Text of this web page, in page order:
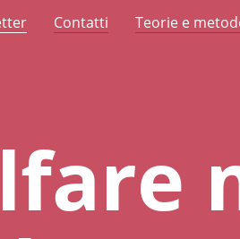
Contatti Teorie e